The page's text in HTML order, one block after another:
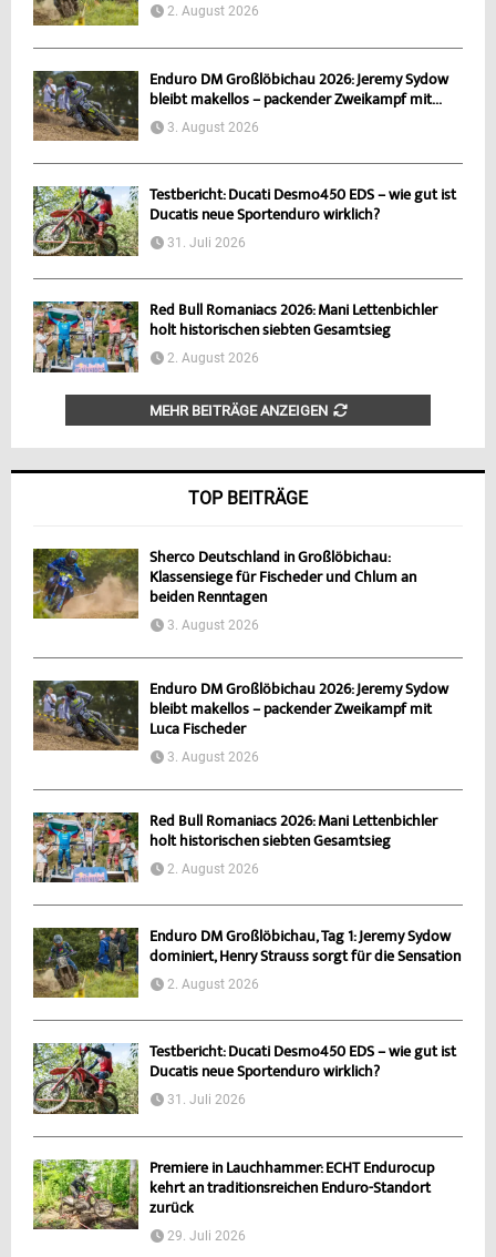
2. August 2026
Enduro DM Großlöbichau 2026: Jeremy Sydow
bleibt makellos – packender Zweikampf mit...
3. August 2026
Testbericht: Ducati Desmo450 EDS – wie gut ist
Ducatis neue Sportenduro wirklich?
31. Juli 2026
Red Bull Romaniacs 2026: Mani Lettenbichler
holt historischen siebten Gesamtsieg
2. August 2026
MEHR BEITRÄGE ANZEIGEN
TOP BEITRÄGE
Sherco Deutschland in Großlöbichau:
Klassensiege für Fischeder und Chlum an
beiden Renntagen
3. August 2026
Enduro DM Großlöbichau 2026: Jeremy Sydow
bleibt makellos – packender Zweikampf mit
Luca Fischeder
3. August 2026
Red Bull Romaniacs 2026: Mani Lettenbichler
holt historischen siebten Gesamtsieg
2. August 2026
Enduro DM Großlöbichau, Tag 1: Jeremy Sydow
dominiert, Henry Strauss sorgt für die Sensation
2. August 2026
Testbericht: Ducati Desmo450 EDS – wie gut ist
Ducatis neue Sportenduro wirklich?
31. Juli 2026
Premiere in Lauchhammer: ECHT Endurocup
kehrt an traditionsreichen Enduro-Standort
zurück
29. Juli 2026